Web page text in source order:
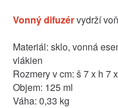
Vonný difuzérvydrží
Materiál: sklo, vonná
vlákien
Rozmery v cm: š 7 x h 7
Objem: 125 ml
Váha: 0,33 kg